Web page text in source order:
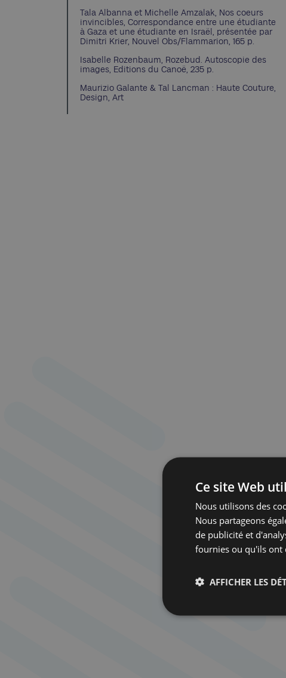
Tala Albanna et Michelle Amzalak, Nos coeurs
invincibles, Correspondance entre une étudiante
à Gaza et une étudiante en Israël, présentée par
Dimitri Krier, Nouvel Obs/Flammarion, 165 p.
Isabelle Rozenbaum, Rozebud. Autoscopie des
images, Editions du Canoë, 235 p.
Maurizio Galante & Tal Lancman : Haute Couture,
Design, Art
Ce site Web
Nous utilisons des
Nous partageons
de publicité et
fournies ou qu'ils ont
AFFICHER LES